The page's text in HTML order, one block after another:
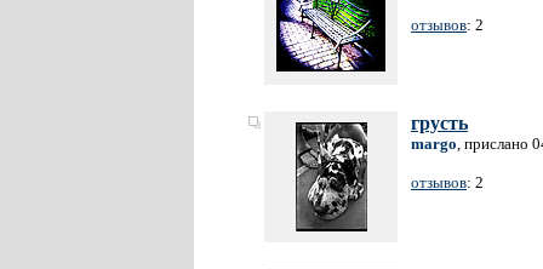
отзывов: 2
грусть
margo, прислано
отзывов: 2